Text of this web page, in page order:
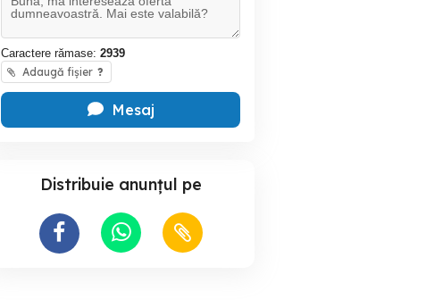
Caractere rămase: 2939
Adaugă fișier ?
Mesaj
Distribuie anunțul pe